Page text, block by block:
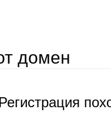
домен
Регистрация